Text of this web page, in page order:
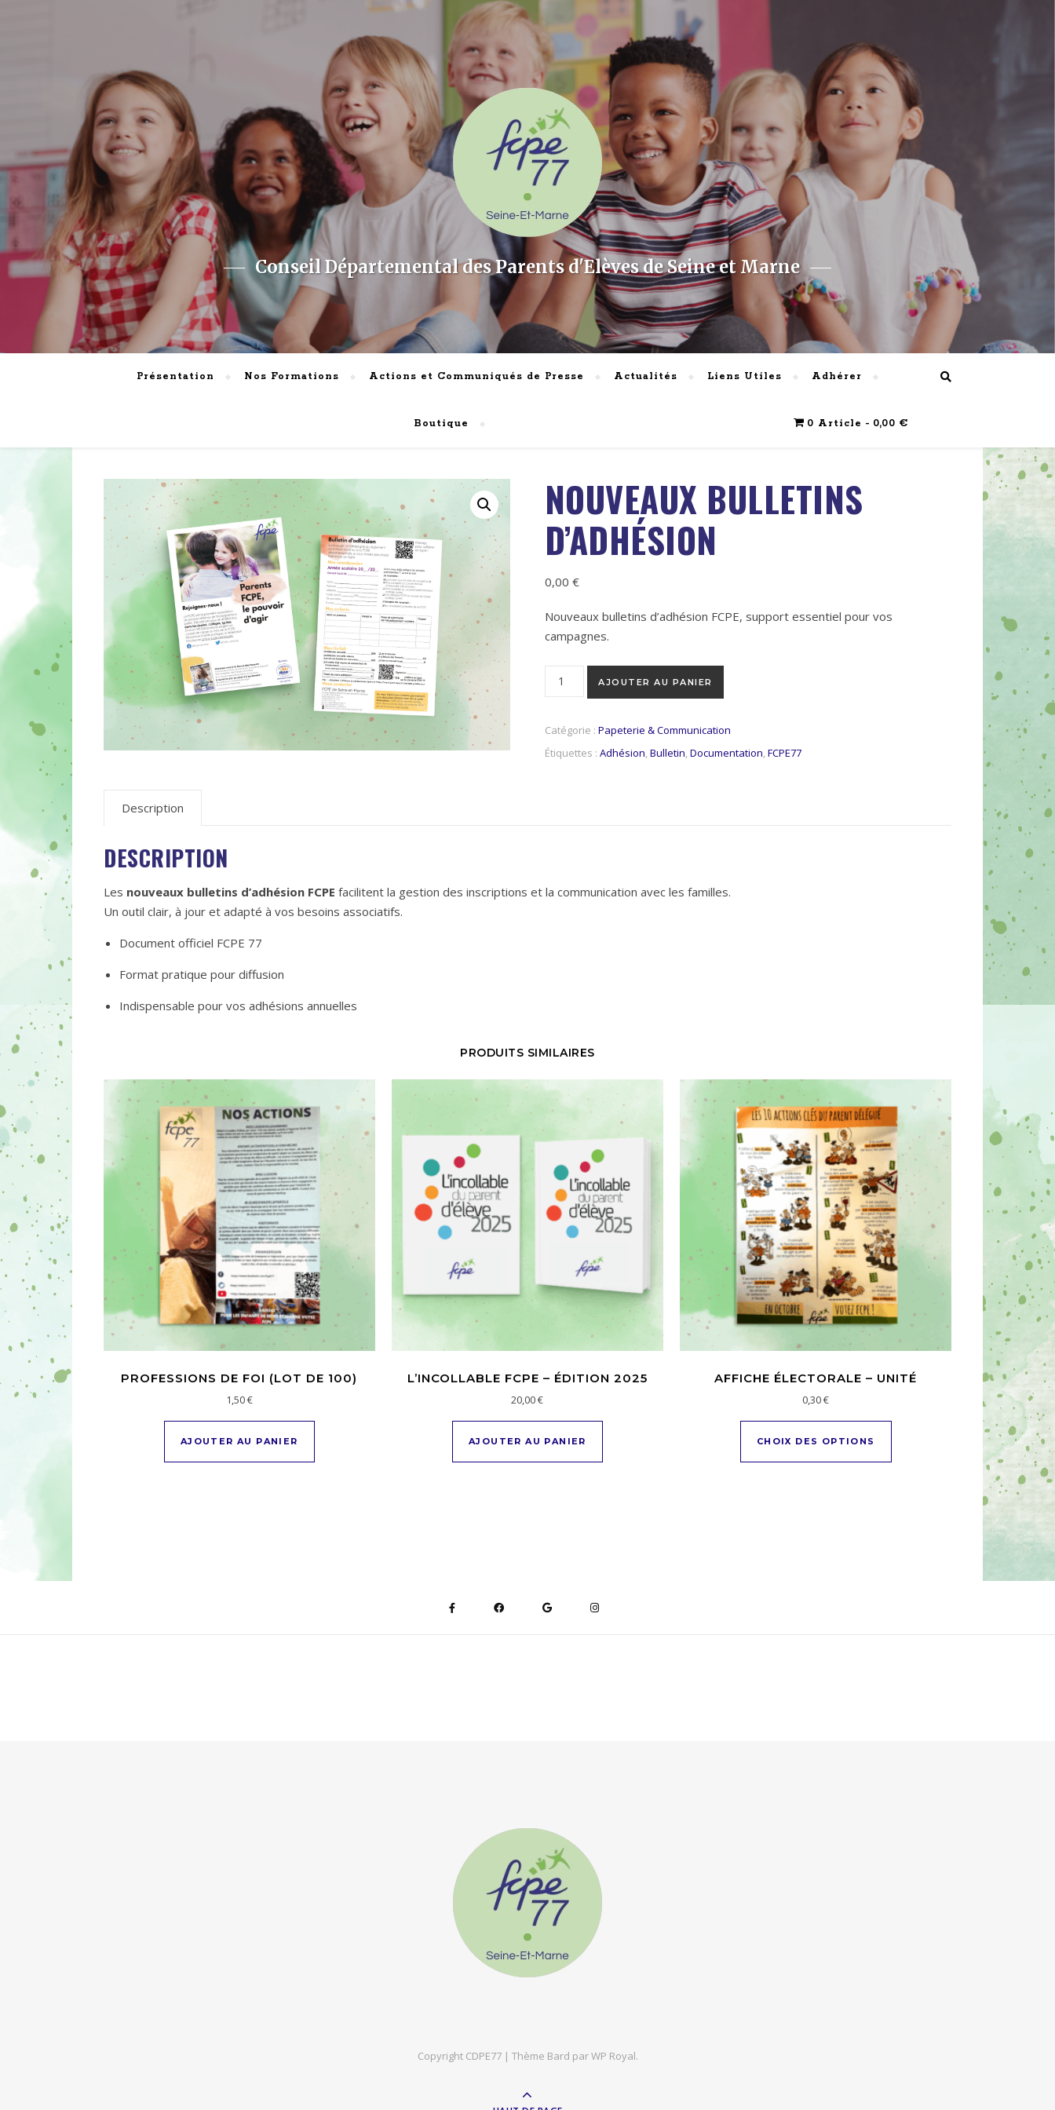
Conseil Départemental des Parents d'Elèves de Seine et Marne
Présentation Nos Formations Actions et Communiqués de Presse Actualités Liens Utiles Adhérer
Boutique 0 Article 0,00 €
NOUVEAUX BULLETINS
D’ADHÉSION
0,00 €
Nouveaux bulletins d’adhésion FCPE, support essentiel pour vos
campagnes.
quantité de Nouveaux bulletins d’adhésion
AJOUTER AU PANIER
Catégorie : Papeterie & Communication
Étiquettes : Adhésion,Bulletin,Documentation,FCPE77
Description
DESCRIPTION
Les nouveaux bulletins d’adhésion FCPE facilitent la gestion des inscriptions et la communication avec les familles.
Un outil clair, à jour et adapté à vos besoins associatifs.
Document officiel FCPE 77
Format pratique pour diffusion
Indispensable pour vos adhésions annuelles
PRODUITS SIMILAIRES
PROFESSIONS DE FOI (LOT DE 100)
1,50€
AJOUTER AU PANIER
L’INCOLLABLE FCPE – ÉDITION 2025
20,00€
AJOUTER AU PANIER
AFFICHE ÉLECTORALE – UNITÉ
0,30€
CHOIX DES OPTIONS
Ce produit a plusieurs
Copyright CDPE77 | Thème Bard parWP Royal.